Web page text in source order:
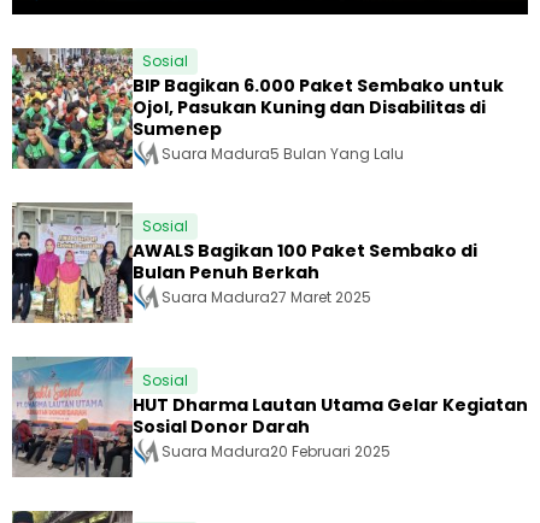
Sosial
BIP Bagikan 6.000 Paket Sembako untuk
Ojol, Pasukan Kuning dan Disabilitas di
Sumenep
Suara Madura5 Bulan Yang Lalu
Sosial
AWALS Bagikan 100 Paket Sembako di
Bulan Penuh Berkah
Suara Madura27 Maret 2025
Sosial
HUT Dharma Lautan Utama Gelar Kegiatan
Sosial Donor Darah
Suara Madura20 Februari 2025